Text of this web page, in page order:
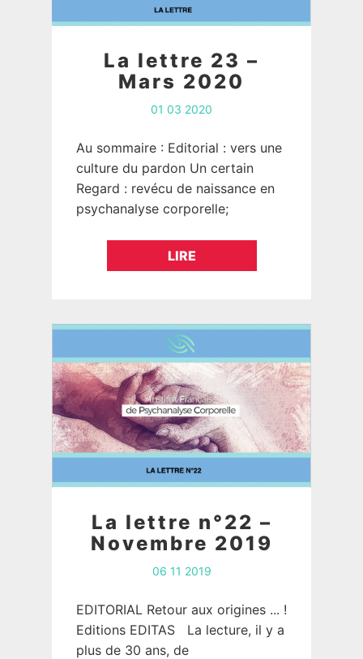
La lettre 23 –
Mars 2020
01 03 2020
Au sommaire : Editorial : vers une
culture du pardon Un certain
Regard : revécu de naissance en
psychanalyse corporelle;
une culture du pardon ?... Lutte…
LIRE
La lettre n°22 –
Novembre 2019
06 11 2019
EDITORIAL Retour aux origines ... !
Editions EDITAS La lecture, il y a
plus de 30 ans, de